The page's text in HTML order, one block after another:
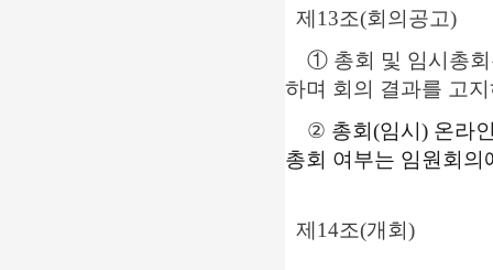
제13조(회의공고)
① 총회 및 임시총
하며 회의 결과를 고
② 총회(임시) 온라
총회 여부는 임원회의
제14조(개회)